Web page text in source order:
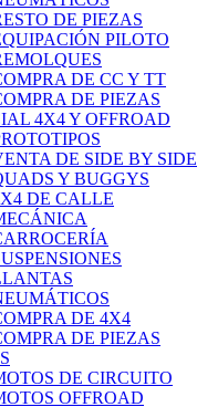
DE PIEZAS
PILOTO
DE CC Y TT
DE PIEZAS
4X4 Y OFFROAD
DE SIDE BY SIDE
Y BUGGYS
DE CALLE
DE 4X4
DE PIEZAS
DE CIRCUITO
OFFROAD